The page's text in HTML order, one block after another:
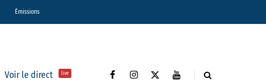
Émissions
Voir le direct live